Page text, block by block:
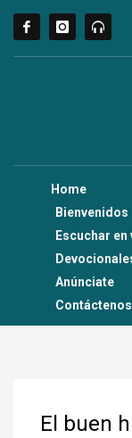
Home
Bienvenidos
Escuchar en
Anúnciate
Contáctenos
El buen